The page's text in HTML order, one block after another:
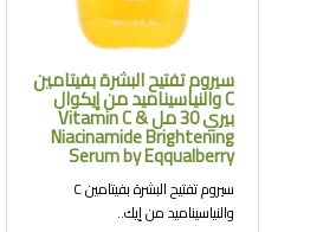
سيروم تفتيح البشرة بفيتامين
C والنياسيناميد من إيكوال
بيري 30 مل Vitamin C &
Niacinamide Brightening
Serum by Eqqualberry
سيروم تفتيح البشرة بفيتامين C
والنياسيناميد من إيك..